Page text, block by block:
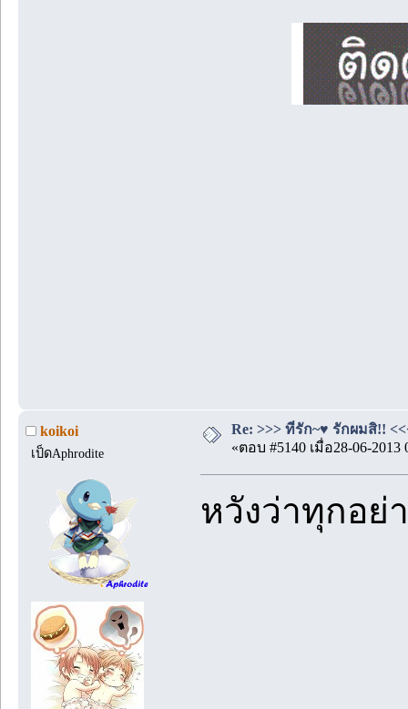
koikoi
เป็ดAphrodite
Re: >>> ที่รัก~♥ รักผมสิ!!
«ตอบ #5140 เมื่อ28-06-2013
หวังว่าทุกอย่